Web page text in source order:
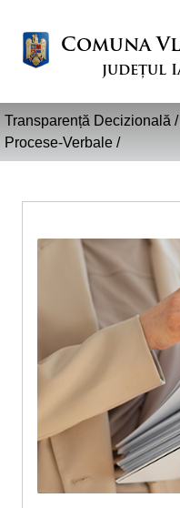
Comuna
județul
Transparență Decizională /
Procese-Verbale/